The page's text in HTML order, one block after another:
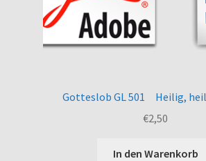
Gotteslob GL 501 Heilig,
€2,50
In den Warenkorb